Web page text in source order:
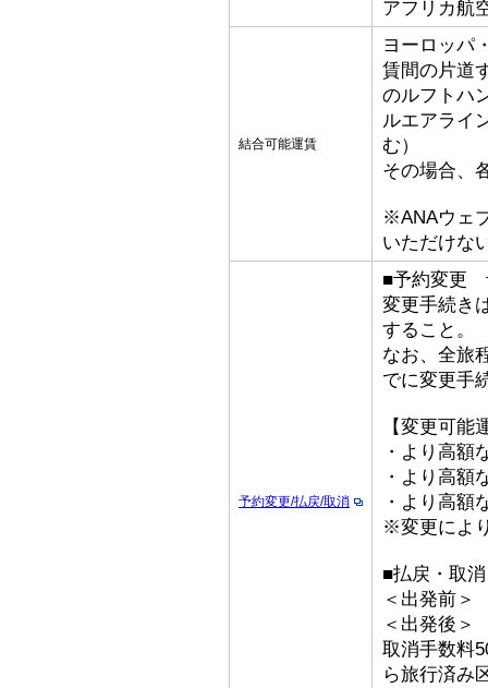
アフリカ航
結合可能運賃
ヨーロッパ
賃間の片道
のルフトハ
ルエアライ
む）
その場合、
※ANAウェ
いただけな
予約変更/払戻/取消
■予約変更
変更手続き
すること。
なお、全旅
でに変更手
【変更可能
・より高額
・より高額
・より高額
※変更によ
■払戻・取
＜出発前＞
＜出発後
取消手数料
ら旅行済み